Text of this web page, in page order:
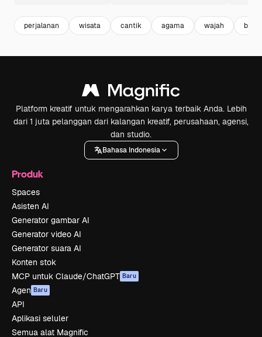
perjalanan wisata cantik agama wajah
Platform kreatif untuk mengarahkan karya terbaik Anda. Lebih
dari 1 juta pelanggan dari kalangan kreatif, perusahaan, agensi,
dan studio.
Bahasa Indonesia
Produk
Spaces
Asisten AI
Generator gambar AI
Generator video AI
Generator suara AI
Konten stok
MCP untuk Claude/ChatGPT Baru
Agen Baru
API
Aplikasi seluler
Semua alat Magnific